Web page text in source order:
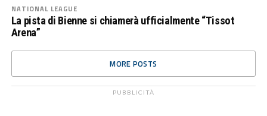
NATIONAL LEAGUE
La pista di Bienne si chiamerà ufficialmente “Tissot
Arena”
MORE POSTS
PUBBLICITÀ